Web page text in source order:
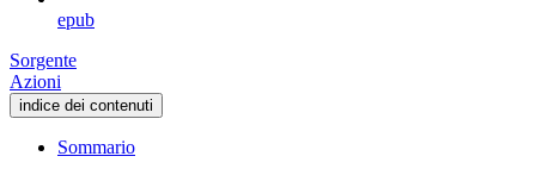
epub
Sorgente
Azioni
indice dei contenuti
Sommario